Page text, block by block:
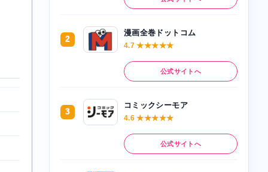
2
漫画全巻ドットコム
4.7 ★★★★★
公式サイトへ
3
コミックシーモア
4.6 ★★★★★
公式サイトへ